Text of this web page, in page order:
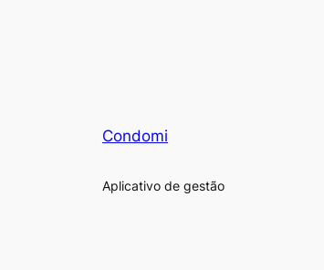
Condomi
Aplicativo de gestão